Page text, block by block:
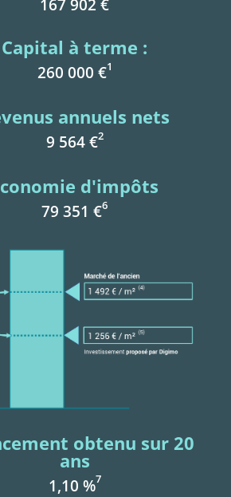
167 902 €
Capital à terme :
260 000 €1
annuels nets
9 564 €2
d'impôts
79 351 €6
obtenu sur 20
ans
1,10 %7